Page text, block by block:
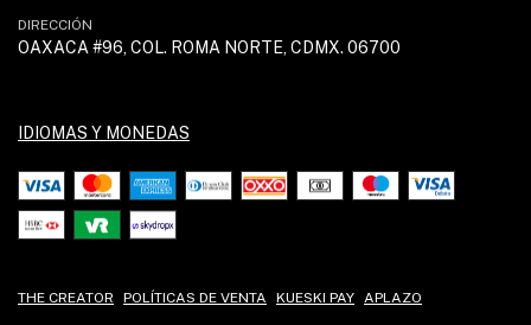
DIRECCIÓN
OAXACA #96, COL. ROMA NORTE, CDMX. 06700
IDIOMAS Y MONEDAS
THE CREATOR POLÍTICAS DE VENTA KUESKI PAY APLAZO